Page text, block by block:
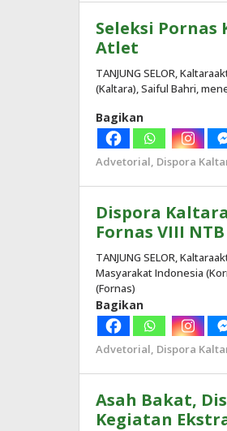
Seleksi
Atlet
TANJUNG SELOR,
(Kaltara), Saiful Bahri,
Bagikan
Advetorial Dispora
Dispora
Fornas VIII NTB
TANJUNG SELOR,
Masyarakat Indonesia
(Fornas)
Bagikan
Advetorial Dispora
Asah Bakat,
Kegiatan